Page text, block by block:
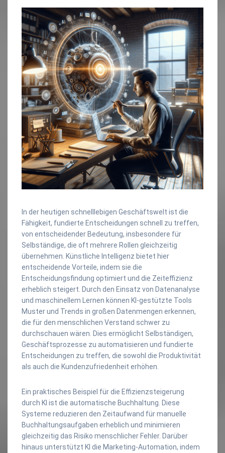
In der heutigen schnelllebigen Geschäftswelt ist die
Fähigkeit, fundierte Entscheidungen schnell zu treffen,
von entscheidender Bedeutung, insbesondere für
Selbständige, die oft mehrere Rollen gleichzeitig
übernehmen. Künstliche Intelligenz bietet hier
entscheidende Vorteile, indem sie die
Entscheidungsfindung optimiert und die Zeiteffizienz
erheblich steigert. Durch den Einsatz von Datenanalyse
und maschinellem Lernen können KI-gestützte Tools
Muster und Trends in großen Datenmengen erkennen,
die für den menschlichen Verstand schwer zu
durchschauen wären. Dies ermöglicht Selbständigen,
Geschäftsprozesse zu automatisieren und fundierte
Entscheidungen zu treffen, die sowohl die Produktivität
als auch die Kundenzufriedenheit erhöhen.
Ein praktisches Beispiel für die Effizienzsteigerung
durch KI ist die automatische Buchhaltung. Diese
Systeme reduzieren den Zeitaufwand für manuelle
Buchhaltungsaufgaben erheblich und minimieren
gleichzeitig das Risiko menschlicher Fehler. Darüber
hinaus unterstützt KI die Marketing-Automation, indem